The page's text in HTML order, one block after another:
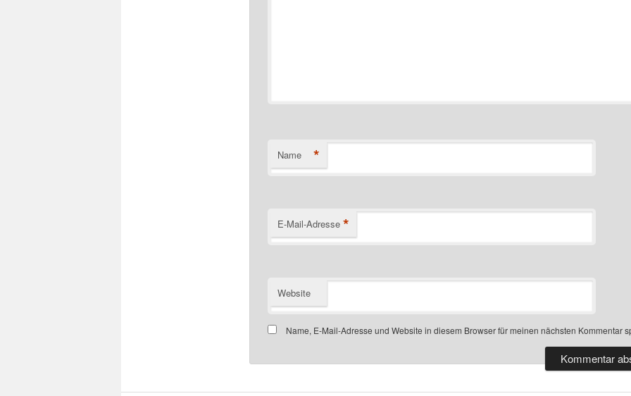
Name *
E-Mail-Adresse *
Website
Name, E-Mail-Adresse und Website in diesem Browser für meinen nächsten Kommentar